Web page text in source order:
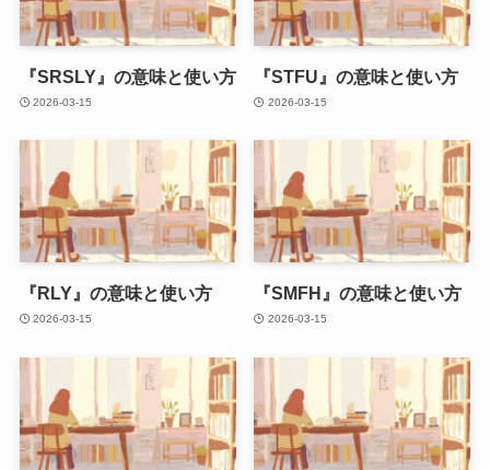
『SRSLY』の意味と使い方
2026-03-15
『STFU』の意味と使い方
2026-03-15
『RLY』の意味と使い方
2026-03-15
『SMFH』の意味と使い方
2026-03-15